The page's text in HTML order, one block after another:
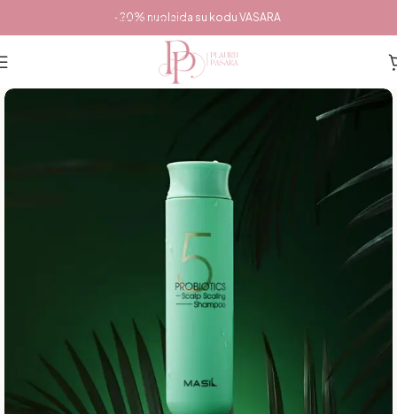
Pereiti prie pagrindinio turinio-20% nuolaida su kodu VASARA